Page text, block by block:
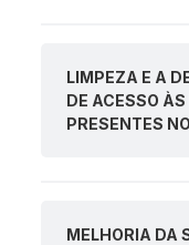
LIMPEZA E A
DE ACESSO
PRESENTES
MELHORIA DA